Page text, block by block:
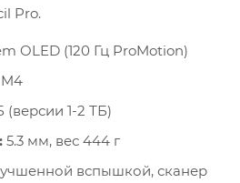
Pro.
OLED (120 Гц ProMotion)
(версии 1-2 ТБ)
5.3 мм, вес 444 г
вспышкой, сканер